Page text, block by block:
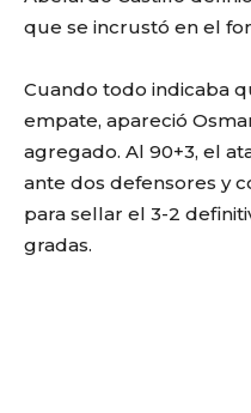
que se incrustó en el
Cuando todo indicaba
empate, apareció
agregado. Al 90+3, el
ante dos defensores y
para sellar el 3-2
gradas.